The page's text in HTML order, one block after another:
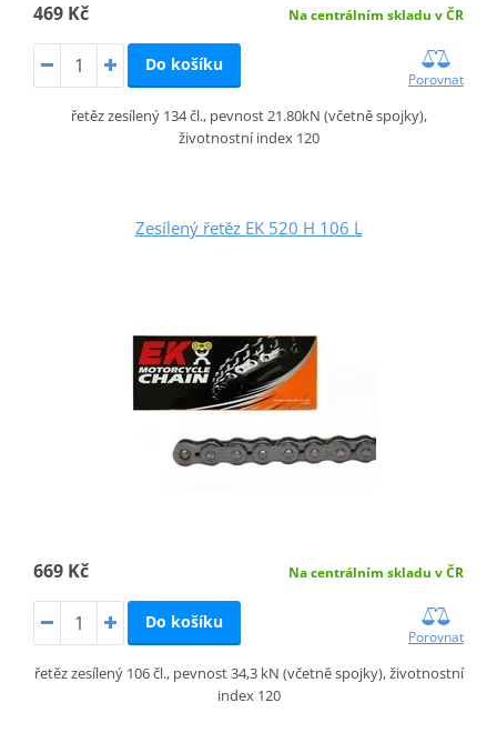
469 Kč Na centrálním skladu v ČR
Do košíku
Porovnat
řetěz zesílený 134 čl., pevnost 21.80kN (včetně spojky),
životnostní index 120
Zesílený řetěz EK 520 H 106 L
669 Kč Na centrálním skladu v ČR
Do košíku
Porovnat
řetěz zesílený 106 čl., pevnost 34,3 kN (včetně spojky), životnostní
index 120